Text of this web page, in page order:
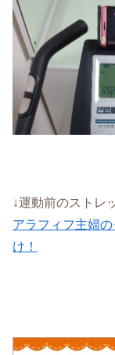
↓運動前のストレ
アラフィフ主婦
け！